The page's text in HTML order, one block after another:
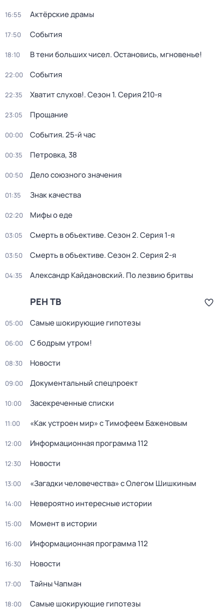
16:55 Актёрские драмы
17:50 События
18:10 В тени больших чисел. Остановись, мгновенье!
22:00 События
22:35 Хватит слухов!. Сезон 1. Серия 210-я
23:05 Прощание
00:00 События. 25-й час
00:35 Петровка, 38
00:50 Дело союзного значения
01:35 Знак качества
02:20 Мифы о еде
03:05 Смерть в объективе. Сезон 2. Серия 1-я
03:50 Смерть в объективе. Сезон 2. Серия 2-я
04:35 Александр Кайдановский. По лезвию бритвы
РЕН ТВ
05:00 Самые шoкиpующие гипотезы
06:00 С бодрым утром!
08:30 Новости
09:00 Документальный спецпроект
10:00 Заcекрeченные списки
11:00 «Как устроен мир» с Тимофеем Баженовым
12:00 Информационная программа 112
12:30 Новости
13:00 «Загадки человечества» с Олегом Шишкиным
14:00 Невероятно интересные истории
15:00 Момент в истории
16:00 Информационная программа 112
16:30 Новости
17:00 Тaйны Чапман
18:00 Самые шoкиpующие гипотезы